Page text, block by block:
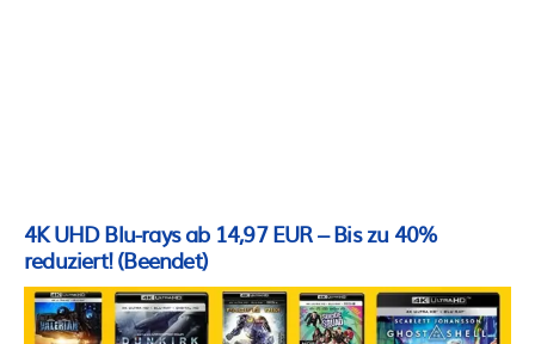
4K UHD Blu-rays ab 14,97 EUR – Bis zu 40%
reduziert! (Beendet)